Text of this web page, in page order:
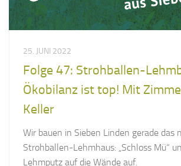
25. JUNI 2022
Folge 47: Strohballen-
Ökobilanz ist top! Mit
Keller
Wir bauen in Sieben Linden gerade das
Strohballen-Lehmhaus: „Schloss Mü“
Lehmputz auf die Wände auf.